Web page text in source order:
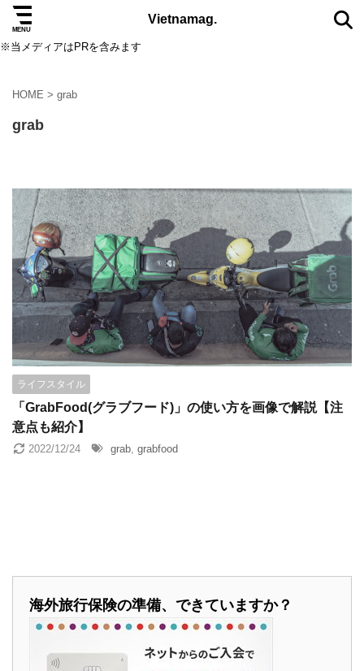
Vietnamag.
5つ星
サステナブル サパ ダナン ダラット
ニャチャン ニュース ノマド ハザンループ
ハノイ バインミー バーナーヒルズ ビーチ
ビール ファッション フェス フークイ島
フーコック島 ブランド ベトナムコーヒー
ベトナム就職
ホテル予約 ホーチミン ミシュラン メコン川
ランタン祭り レストラン
※当メディアはPRを含みます
HOME > grab
grab
ライフスタイル
「GrabFood(グラブフード)」の使い方を画像で解説【注
意点も紹介】
2022/12/24 grab, grabfood
海外旅行保険の準備、できていますか？